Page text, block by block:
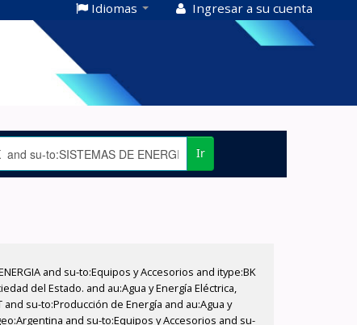
Idiomas Ingresar a su cuenta
Ir
and su-to:Equipos y Accesorios and itype:BK
del Estado. and au:Agua y Energía Eléctrica,
su-to:Producción de Energía and au:Agua y
and su-to:Equipos y Accesorios and su-